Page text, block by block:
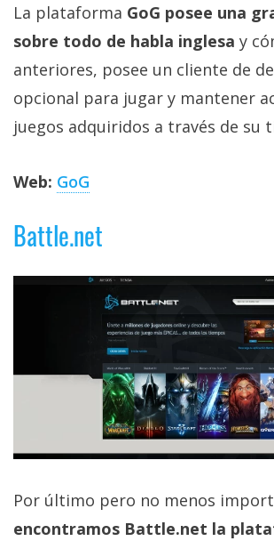
La plataforma GoG posee una
sobre todo de habla inglesa y
anteriores, posee un cliente de
opcional para jugar y mantener
juegos adquiridos a través de su
Web: GoG
Battle.net
Por último pero no menos
encontramos Battle.net la